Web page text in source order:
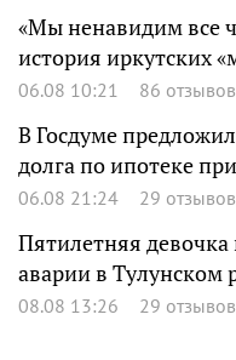
«Мы ненавидим все
история иркутских
06.08 10:21 86 отзывов
В Госдуме
долга по ипотеке
06.08 21:24 29 отзывов
Пятилетняя девочка
аварии в Тулунском
08.08 13:26 29 отзывов